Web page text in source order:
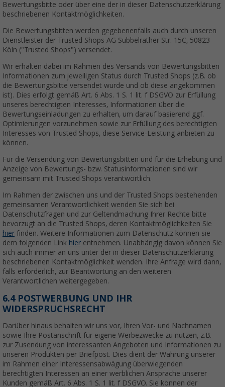
Bewertungsbitte oder über eine der in dieser Datenschutzerklärung
beschriebenen Kontaktmöglichkeiten.
Die Bewertungsbitten werden gegebenenfalls auch durch unseren
Dienstleister der Trusted Shops AG Subbelrather Str. 15C, 50823
Köln ("Trusted Shops") versendet.
Wir erhalten dabei im Rahmen des Versands von Bewertungsbitten
Informationen zum jeweiligen Status durch Trusted Shops (z.B. ob
die Bewertungsbitte versendet wurde und ob diese angekommen
ist). Dies erfolgt gemäß Art. 6 Abs. 1 S. 1 lit. f DSGVO zur Erfüllung
unseres berechtigten Interesses, Informationen über die
Bewertungseinladungen zu erhalten, um darauf basierend ggf.
Optimierungen vorzunehmen sowie zur Erfüllung des berechtigten
Interesses von Trusted Shops, diese Service-Leistung anbieten zu
können.
Für die Versendung von Bewertungsbitten und für die Erhebung und
Anzeige von Bewertungs- bzw. Statusinformationen sind wir
gemeinsam mit Trusted Shops verantwortlich.
Im Rahmen der zwischen uns und der Trusted Shops bestehenden
gemeinsamen Verantwortlichkeit wenden Sie sich bei
Datenschutzfragen und zur Geltendmachung Ihrer Rechte bitte
bevorzugt an die Trusted Shops, deren Kontaktmöglichkeiten Sie
hier finden. Weitere Informationen zum Datenschutz können sie
dem folgenden Link hier entnehmen. Unabhängig davon können Sie
sich auch immer an uns unter der in dieser Datenschutzerklärung
beschriebenen Kontaktmöglichkeit wenden. Ihre Anfrage wird dann,
falls erforderlich, zur Beantwortung an den weiteren
Verantwortlichen weitergegeben.
6.4 POSTWERBUNG UND IHR
WIDERSPRUCHSRECHT
Darüber hinaus behalten wir uns vor, Ihren Vor- und Nachnamen
sowie Ihre Postanschrift für eigene Werbezwecke zu nutzen, z.B.
zur Zusendung von interessanten Angeboten und Informationen zu
unseren Produkten per Briefpost. Dies dient der Wahrung unserer
im Rahmen einer Interessensabwägung überwiegenden
berechtigten Interessen an einer werblichen Ansprache unserer
Kunden gemäß Art. 6 Abs. 1 S. 1 lit. f DSGVO. Sie können der